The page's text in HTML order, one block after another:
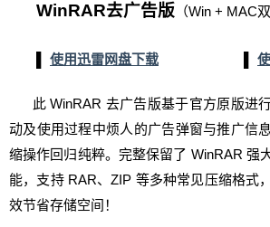
WinRAR去广告版 （Win + MAC双
使用迅雷网盘下载
此 WinRAR 去广告版基于官方原版进
动及使用过程中烦人的广告弹窗与推广信
缩操作回归纯粹。完整保留了 WinRAR 强
能，支持 RAR、ZIP 等多种常见压缩格式
效节省存储空间！